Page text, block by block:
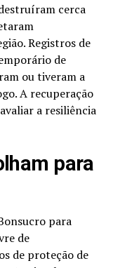
cerca
Registros de
de
ou tiveram a
A recuperação
a resiliência
para
para
de
de proteção de